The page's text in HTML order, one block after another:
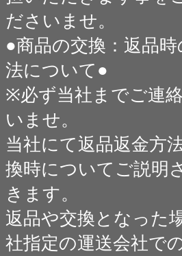
ださいませ。
●商品の交換：返品
法について●
※必ず当社までご連
いませ。
当社にて返品返金方
換時についてご説明
きます。
返品や交換となった
社指定の運送会社で